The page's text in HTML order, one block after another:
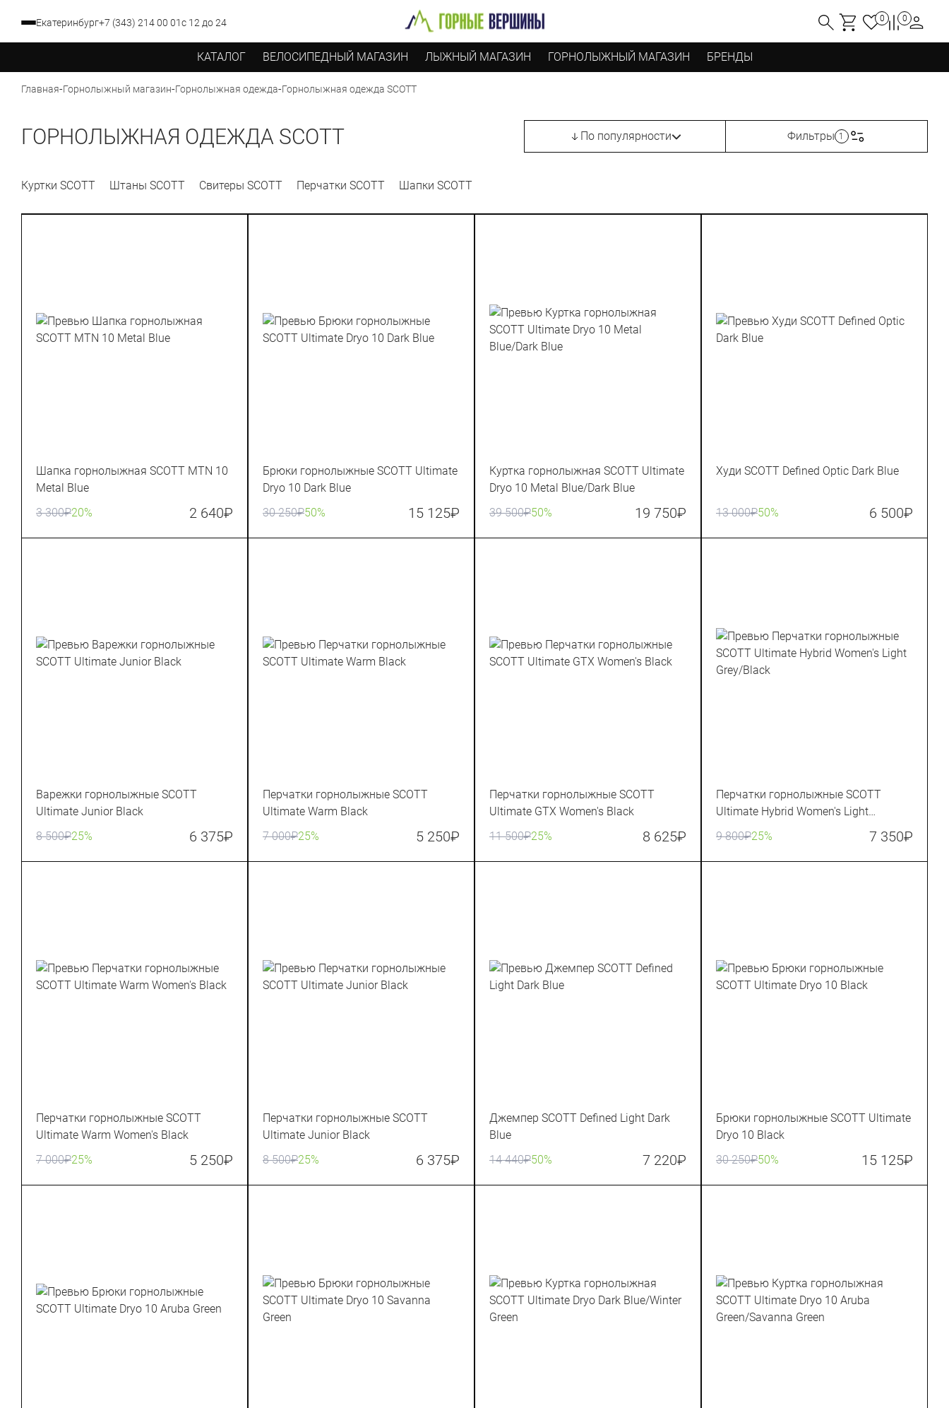
Екатеринбург+7 (343) 214 00 01с 12 до 24 0 0
КАТАЛОГ ВЕЛОСИПЕДНЫЙ МАГАЗИН ЛЫЖНЫЙ МАГАЗИН ГОРНОЛЫЖНЫЙ МАГАЗИН БРЕНДЫ
Главная-Горнолыжный магазин-Горнолыжная одежда-Горнолыжная одежда SCOTT
ГОРНОЛЫЖНАЯ ОДЕЖДА SCOTT По популярности Фильтры 1
Куртки SCOTT Штаны SCOTT Свитеры SCOTT Перчатки SCOTT Шапки SCOTT
Шапка горнолыжная SCOTT MTN 10
Metal Blue
3 300₽20% 2 640₽
Брюки горнолыжные SCOTT Ultimate
Dryo 10 Dark Blue
30 250₽50% 15 125₽
Куртка горнолыжная SCOTT Ultimate
Dryo 10 Metal Blue/Dark Blue
39 500₽50% 19 750₽
Худи SCOTT Defined Optic Dark Blue
13 000₽50% 6 500₽
Варежки горнолыжные SCOTT
Ultimate Junior Black
8 500₽25% 6 375₽
Перчатки горнолыжные SCOTT
Ultimate Warm Black
7 000₽25% 5 250₽
Перчатки горнолыжные SCOTT
Ultimate GTX Women's Black
11 500₽25% 8 625₽
Перчатки горнолыжные SCOTT
Ultimate Hybrid Women's Light
Grey/Black
9 800₽25% 7 350₽
Перчатки горнолыжные SCOTT
Ultimate Warm Women's Black
7 000₽25% 5 250₽
Перчатки горнолыжные SCOTT
Ultimate Junior Black
8 500₽25% 6 375₽
Джемпер SCOTT Defined Light Dark
Blue
14 440₽50% 7 220₽
Брюки горнолыжные SCOTT Ultimate
Dryo 10 Black
30 250₽50% 15 125₽